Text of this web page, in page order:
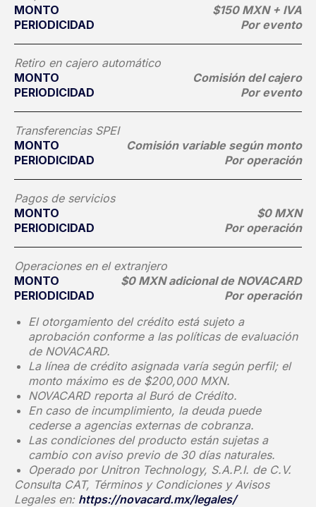
MONTO
$150 MXN + IVA
PERIODICIDAD
Por evento
Retiro en cajero automático
MONTO
Comisión del cajero
PERIODICIDAD
Por evento
Transferencias SPEI
MONTO
Comisión variable según monto
PERIODICIDAD
Por operación
Pagos de servicios
MONTO
$0 MXN
PERIODICIDAD
Por operación
Operaciones en el extranjero
MONTO
$0 MXN adicional de NOVACARD
PERIODICIDAD
Por operación
El otorgamiento del crédito está sujeto a
aprobación conforme a las políticas de evaluación
de NOVACARD.
La línea de crédito asignada varía según perfil; el
monto máximo es de $200,000 MXN.
NOVACARD reporta al Buró de Crédito.
En caso de incumplimiento, la deuda puede
cederse a agencias externas de cobranza.
Las condiciones del producto están sujetas a
cambio con aviso previo de 30 días naturales.
Operado por Unitron Technology, S.A.P.I. de C.V.
Consulta CAT, Términos y Condiciones y Avisos
Legales en: https://novacard.mx/legales/